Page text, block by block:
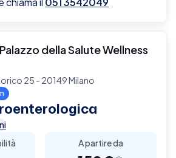
della Salute Wellness
25 - 20149 Milano
A partire da